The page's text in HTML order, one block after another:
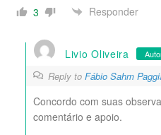
3
Responder
Livio Oliveira
Reply to Fábio Sahm
Concordo com suas
comentário e apoio.